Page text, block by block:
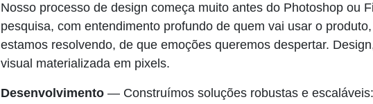
Nosso processo de design começa muito antes do Photoshop ou
pesquisa, com entendimento profundo de quem vai usar o
estamos resolvendo, de que emoções queremos despertar.
visual materializada em pixels.
Desenvolvimento — Construímos soluções robustas e